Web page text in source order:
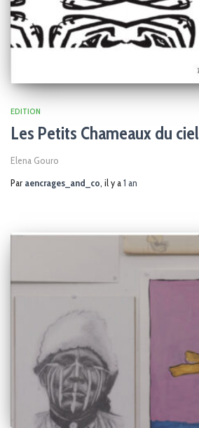
EDITION
Les Petits Chameaux du ciel
Elena Gouro
Par aencrages_and_co, il y a1 an